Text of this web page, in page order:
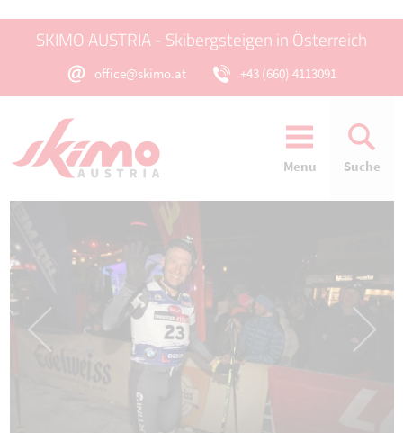
SKIMO AUSTRIA - Skibergsteigen in Österreich
office@skimo.at +43 (660) 4113091
Menu Suche